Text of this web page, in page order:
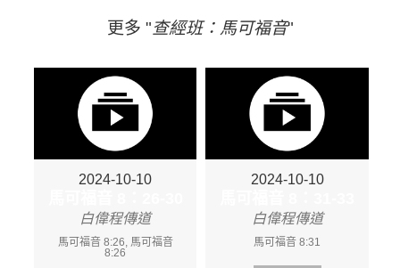
更多 "查經班：馬可福音"
2024-10-10
白偉程傳道
馬可福音 8:26, 馬可福音
8:26
2024-10-10
白偉程傳道
馬可福音 8:31